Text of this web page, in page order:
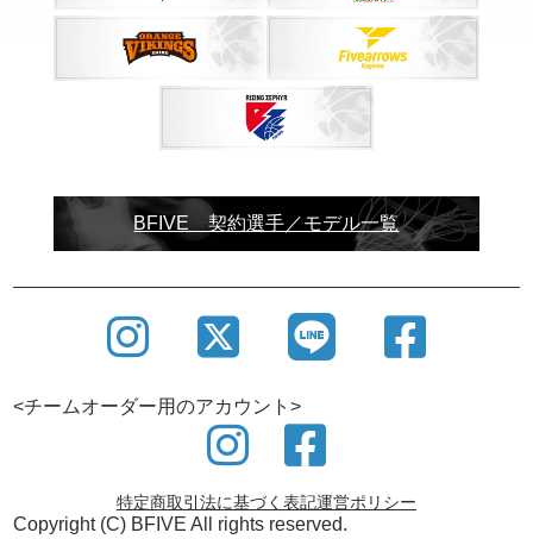
ールームを設けております。
ユニフォーム制作にあたり商談・打合せはもちろん
の事、サンプルの確認も 可能ですので、この機会に
BFIVE 契約選手／モデル一覧
<チームオーダー用のアカウント>
特定商取引法に基づく表記運営ポリシー
Copyright (C) BFIVE All rights reserved.